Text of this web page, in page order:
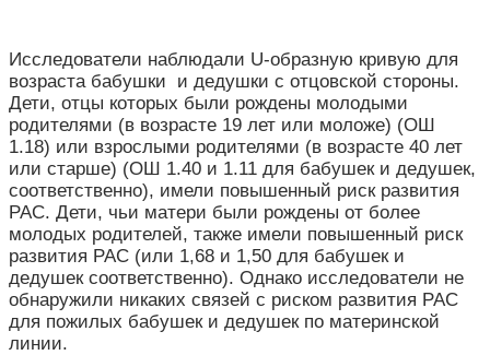
Исследователи наблюдали U-образную кривую для
возраста бабушки и дедушки с отцовской стороны.
Дети, отцы которых были рождены молодыми
родителями (в возрасте 19 лет или моложе) (ОШ
1.18) или взрослыми родителями (в возрасте 40 лет
или старше) (ОШ 1.40 и 1.11 для бабушек и дедушек,
соответственно), имели повышенный риск развития
РАС. Дети, чьи матери были рождены от более
молодых родителей, также имели повышенный риск
развития РАС (или 1,68 и 1,50 для бабушек и
дедушек соответственно). Однако исследователи не
обнаружили никаких связей с риском развития РАС
для пожилых бабушек и дедушек по материнской
линии.